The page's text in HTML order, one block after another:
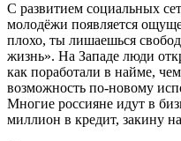
С развитием социальных
молодёжи появляется
плохо, ты лишаешься
жизнь». На Западе люди
как поработали в найме,
возможность по-новому
Многие россияне идут в
миллион в кредит, закину